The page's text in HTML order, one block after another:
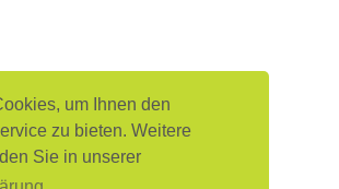
um Ihnen den
zu bieten. Weitere
Sie in unserer